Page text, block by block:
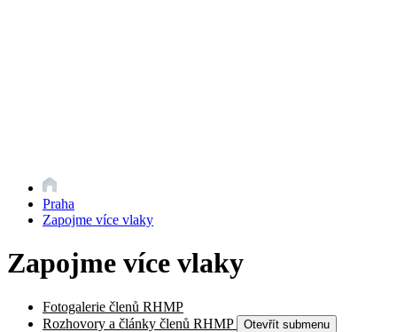
Praha
Zapojme více vlaky
Zapojme více vlaky
Fotogalerie členů RHMP
Rozhovory a články členů RHMP
Otevřít submenu